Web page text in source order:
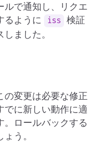
ルで通知し、リクエ
るように
iss
検証
ました。
の変更は必要な修正
でに新しい動作に適
。ロールバックする
う。